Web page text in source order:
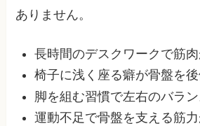
ありません。
長時間のデスクワークで筋
椅子に浅く座る癖が骨盤を
脚を組む習慣で左右のバラ
運動不足で骨盤を支える筋